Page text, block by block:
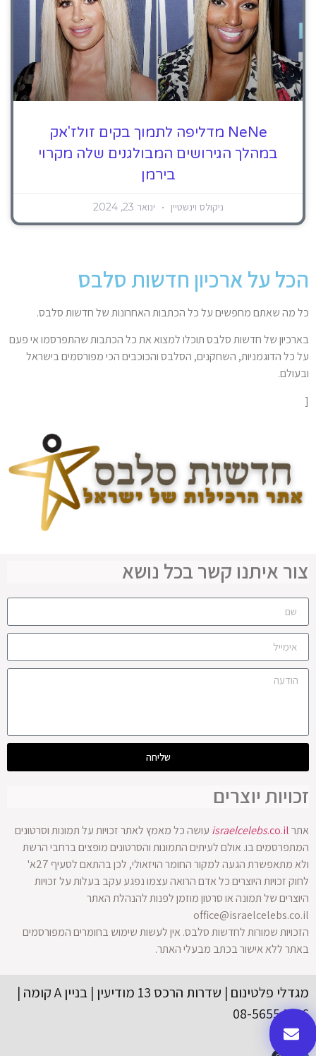
NeNe מדליפה לתמוך בקים זולז'אק
במהלך הגירושים המבולגנים שלה מקרוי
בירמן
ניקולס וינשטיין ינואר 23, 2024
הכל על ארכיון חדשות סלבס
כל מה שאתם מחפשים על כל הכתבות האחרונות של חדשות סלבס.
בארכיון של חדשות סלבס תוכלו למצוא את כל הכתבות שהתפרסמו אי פעם
על כל הדוגמניות, השחקנים, הסלבס והכוכבים הכי מפורסמים בישראל
ובעולם.
[
צור איתנו קשר בכל נושא
שליחה
זכויות יוצרים
אתר israelcelebs.co.il
עושה כל מאמץ לאתר זכויות על תמונות וסרטונים
המתפרסמים בו. אולם לעיתים התמונות והסרטונים מופצים ברחבי הרשת
ולא מתאפשרת הגעה למקור החומר הויזאולי, לכן בהתאם לסעיף 27א'
לחוק זכויות היוצרים כל אדם הרואה עצמו נפגע עקב בעלות על זכויות
היוצרים של תמונה או סרטון מוזמן לפנות להנהלת האתר
office@israelcelebs.co.il
הזכויות שמורות לחדשות סלבס. אין לעשות שימוש בחומרים המפורסמים
באתר ללא אישור בכתב מבעלי האתר.
מגדלי פלטינום | שדרות הרכס 13 מודיעין | בניין A קומה |
08-56554416